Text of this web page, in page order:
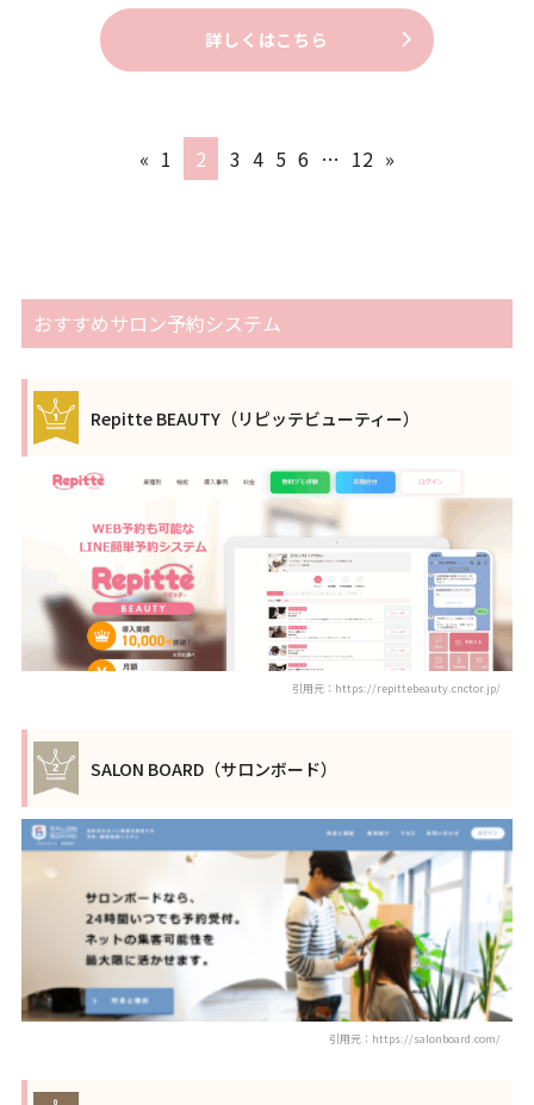
詳しくはこちら
« 1 2 3 4 5 6 … 12 »
おすすめサロン予約システム
Repitte BEAUTY（リピッテビューティー）
引用元：https://repittebeauty.cnctor.jp/
SALON BOARD（サロンボード）
引用元：https://salonboard.com/